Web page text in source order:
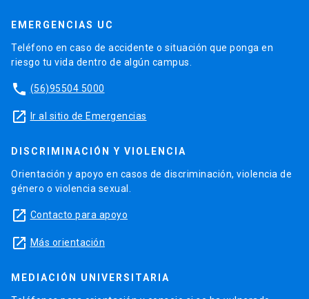
EMERGENCIAS UC
Teléfono en caso de accidente o situación que ponga en
riesgo tu vida dentro de algún campus.
phone (56)95504 5000
launch Ir al sitio de Emergencias
DISCRIMINACIÓN Y VIOLENCIA
Orientación y apoyo en casos de discriminación, violencia de
género o violencia sexual.
launch Contacto para apoyo
launch Más orientación
MEDIACIÓN UNIVERSITARIA